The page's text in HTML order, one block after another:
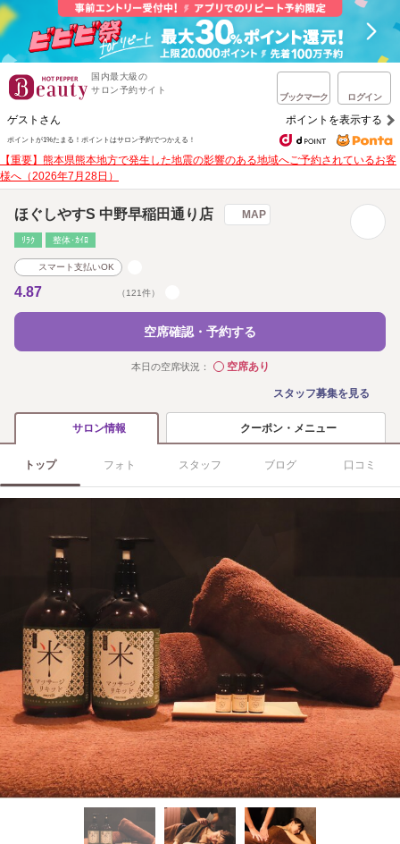
国内最大級の
サロン予約サイト
ブックマーク ログイン
ゲストさん ポイントを表示する
ポイントが1%たまる！ ポイントはサロン予約でつかえる！
【重要】熊本県熊本地方で発生した地震の影響のある地域へご予約されているお客
様へ（2026年7月28日）
ほぐしやすS 中野早稲田通り店 MAP
ﾘﾗｸ 整体･ｶｲﾛ
スマート支払いOK
4.87 （121件）
空席確認・予約する
本日の空席状況： ◯空席あり
スタッフ募集を見る
サロン情報 クーポン・メニュー
トップ フォト スタッフ ブログ 口コミ